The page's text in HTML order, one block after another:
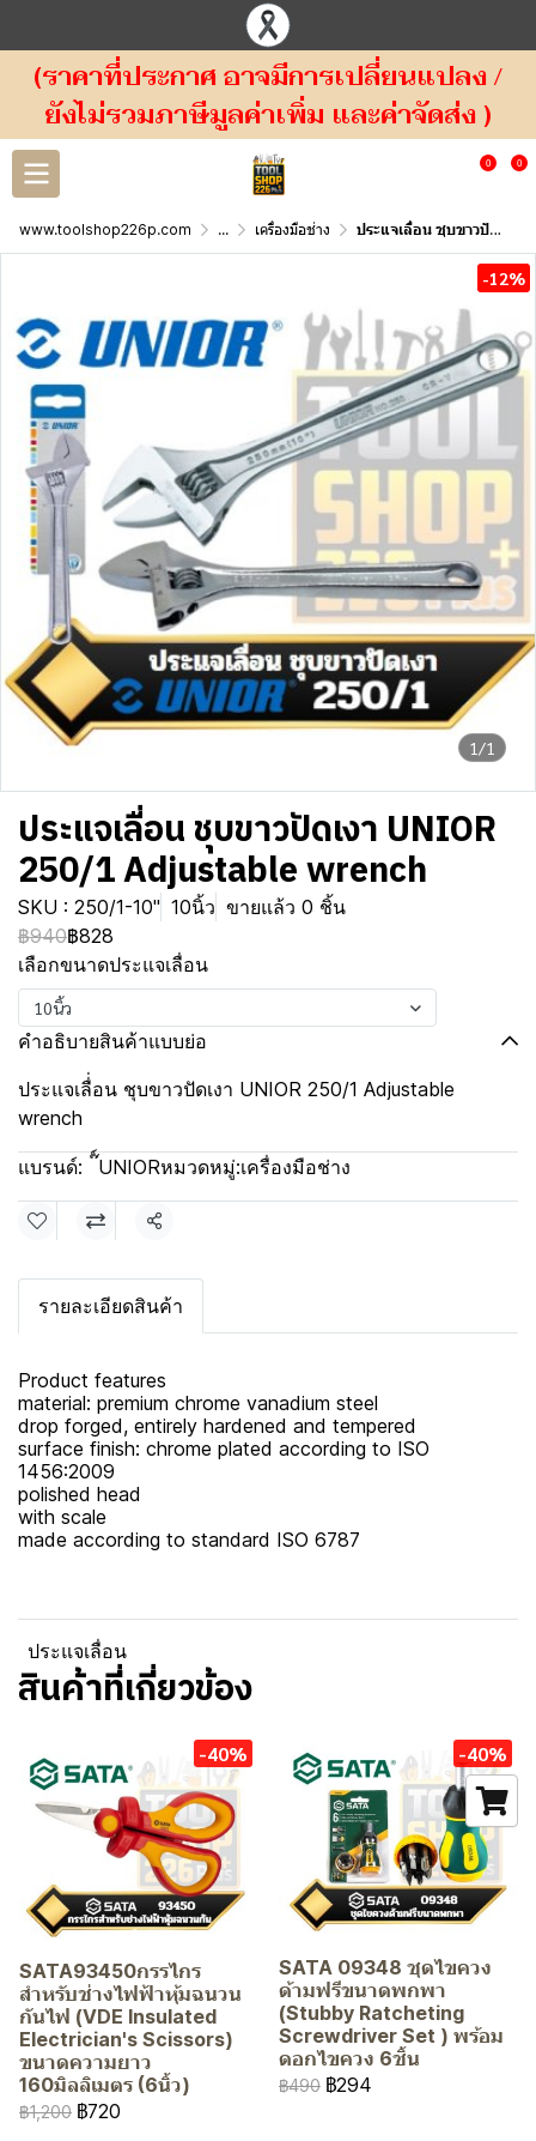
(ราคาที่ประกาศ อาจมีการเปลี่ยนแปลง /
ยังไม่รวมภาษีมูลค่าเพิ่ม และค่าจัดส่ง )
0 0
www.toolshop226p.com ... เครื่องมือช่าง ประแจเลื่่อน ชุบขาวปัดเงา UNIOR 250/1 Adjustable wrench
1/1
-12%
ประแจเลื่่อน ชุบขาวปัดเงา UNIOR
250/1 Adjustable wrench
SKU : 250/1-10" 10นิ้ว ขายแล้ว 0 ชิ้น
฿940฿828
เลือกขนาดประแจเลื่อน
10นิ้ว
คำอธิบายสินค้าแบบย่อ
ประแจเลื่่อน ชุบขาวปัดเงา UNIOR 250/1 Adjustable
wrench
แบรนด์: ๊์UNIORหมวดหมู่:เครื่องมือช่าง
แชร์
รายละเอียดสินค้า
Product features
material: premium chrome vanadium steel
drop forged, entirely hardened and tempered
surface finish: chrome plated according to ISO
1456:2009
polished head
with scale
made according to standard ISO 6787
ประแจเลื่อน
สินค้าที่เกี่ยวข้อง
-40%
SATA93450กรรไกร
สำหรับช่างไฟฟ้าหุ้มฉนวน
กันไฟ (VDE Insulated
Electrician's Scissors)
ขนาดความยาว
160มิลลิเมตร (6นิ้ว)
฿1,200 ฿720
-40%
SATA 09348 ชุดไขควง
ด้ามฟรีขนาดพกพา
(Stubby Ratcheting
Screwdriver Set ) พร้อม
ดอกไขควง 6ชิ้น
฿490 ฿294